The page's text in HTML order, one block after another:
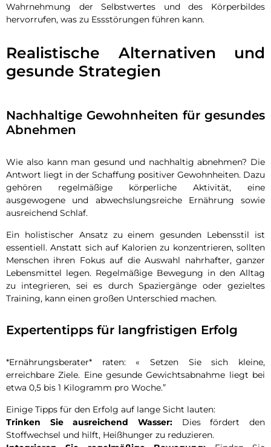
Wahrnehmung der Selbstwertes und des Körperbildes
hervorrufen, was zu Essstörungen führen kann.
Realistische Alternativen und
gesunde Strategien
Nachhaltige Gewohnheiten für gesundes
Abnehmen
Wie also kann man gesund und nachhaltig abnehmen? Die
Antwort liegt in der Schaffung positiver Gewohnheiten. Dazu
gehören regelmäßige körperliche Aktivität, eine
ausgewogene und abwechslungsreiche Ernährung sowie
ausreichend Schlaf.
Ein holistischer Ansatz zu einem gesunden Lebensstil ist
essentiell. Anstatt sich auf Kalorien zu konzentrieren, sollten
Menschen ihren Fokus auf die Auswahl nahrhafter, ganzer
Lebensmittel legen. Regelmäßige Bewegung in den Alltag
zu integrieren, sei es durch Spaziergänge oder gezieltes
Training, kann einen großen Unterschied machen.
Expertentipps für langfristigen Erfolg
*Ernährungsberater* raten: « Setzen Sie sich kleine,
erreichbare Ziele. Eine gesunde Gewichtsabnahme liegt bei
etwa 0,5 bis 1 Kilogramm pro Woche.”
Einige Tipps für den Erfolg auf lange Sicht lauten:
Trinken Sie ausreichend Wasser: Dies fördert den
Stoffwechsel und hilft, Heißhunger zu reduzieren.